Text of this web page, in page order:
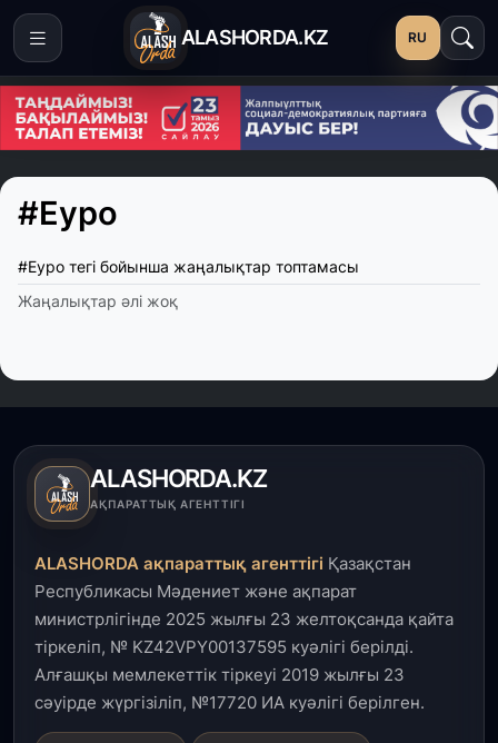
ALASHORDA.KZ RU
#Еуро
#Еуро тегі бойынша жаңалықтар топтамасы
Жаңалықтар әлі жоқ
ALASHORDA.KZ
АҚПАРАТТЫҚ АГЕНТТІГІ
ALASHORDA ақпараттық агенттігі Қазақстан
Республикасы Мәдениет және ақпарат
министрлігінде 2025 жылғы 23 желтоқсанда қайта
тіркеліп, № KZ42VPY00137595 куәлігі берілді.
Алғашқы мемлекеттік тіркеуі 2019 жылғы 23
сәуірде жүргізіліп, №17720 ИА куәлігі берілген.